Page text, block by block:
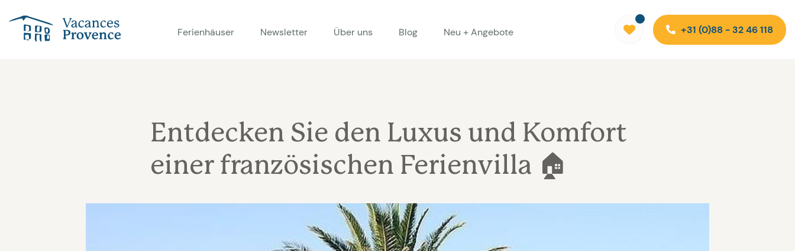
Vacances Provence
Ferienhäuser
Newsletter Über uns Blog Neu + Angebote +31 (0)88 - 32 46 118
Entdecken Sie den Luxus und Komfort
einer französischen Ferienvilla 🏠